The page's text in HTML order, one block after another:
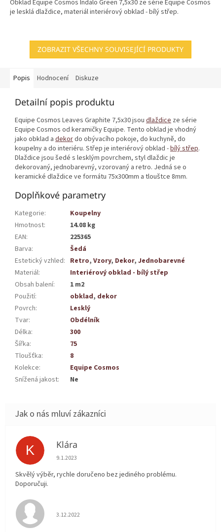
Obklad Equipe Cosmos Indalo Green 7,5x30 ze série Equipe Cosmos
je lesklá dlaždice, materiál interiérový obklad - bílý střep.
ZOBRAZIT VŠECHNY SOUVISEJÍCÍ PRODUKTY
Popis Hodnocení Diskuze
Detailní popis produktu
Equipe Cosmos Leaves Graphite 7,5x30 jsou dlaždice ze série
Equipe Cosmos od keramičky Equipe. Tento obklad je vhodný
jako obklad a dekordo obývacího pokoje, do kuchyně, do
koupelny a do interiéru. Střep je interiérový obklad -bílý střep.
Dlaždice jsou šedé s lesklým povrchem, styl dlaždic je
dekorovaný, jednobarevný, vzorovaný a retro. Jedná se o
keramické dlaždice ve formátu 75x300mm a tlouštce 8mm.
Doplňkové parametry
Kategorie:
Koupelny
Hmotnost:
14.08 kg
EAN:
225365
Barva:
Šedá
Estetický vzhled: Retro, Vzory, Dekor, Jednobarevné
Materiál:
Interiérový obklad - bílý střep
Obsah balení:
1 m2
Použití: obklad, dekor
Povrch:
Lesklý
Tvar:
Obdélník
Délka:
300
Šířka:
75
Tloušťka:
8
Kolekce:
Equipe Cosmos
Snížená jakost: Ne
K Klára
Hodnocení obchodu je 5 z 5 hvězdiček.
9.1.2023
Skvělý výběr, rychle doručeno bez jediného problému.
Doporučuji.
Hodnocení obchodu je 5 z 5 hvězdiček.
3.12.2022